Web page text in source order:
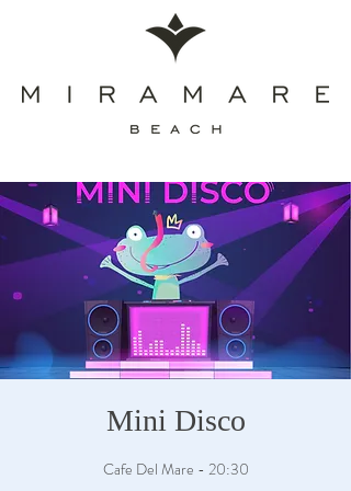
Mini Disco
Cafe Del Mare - 20:30